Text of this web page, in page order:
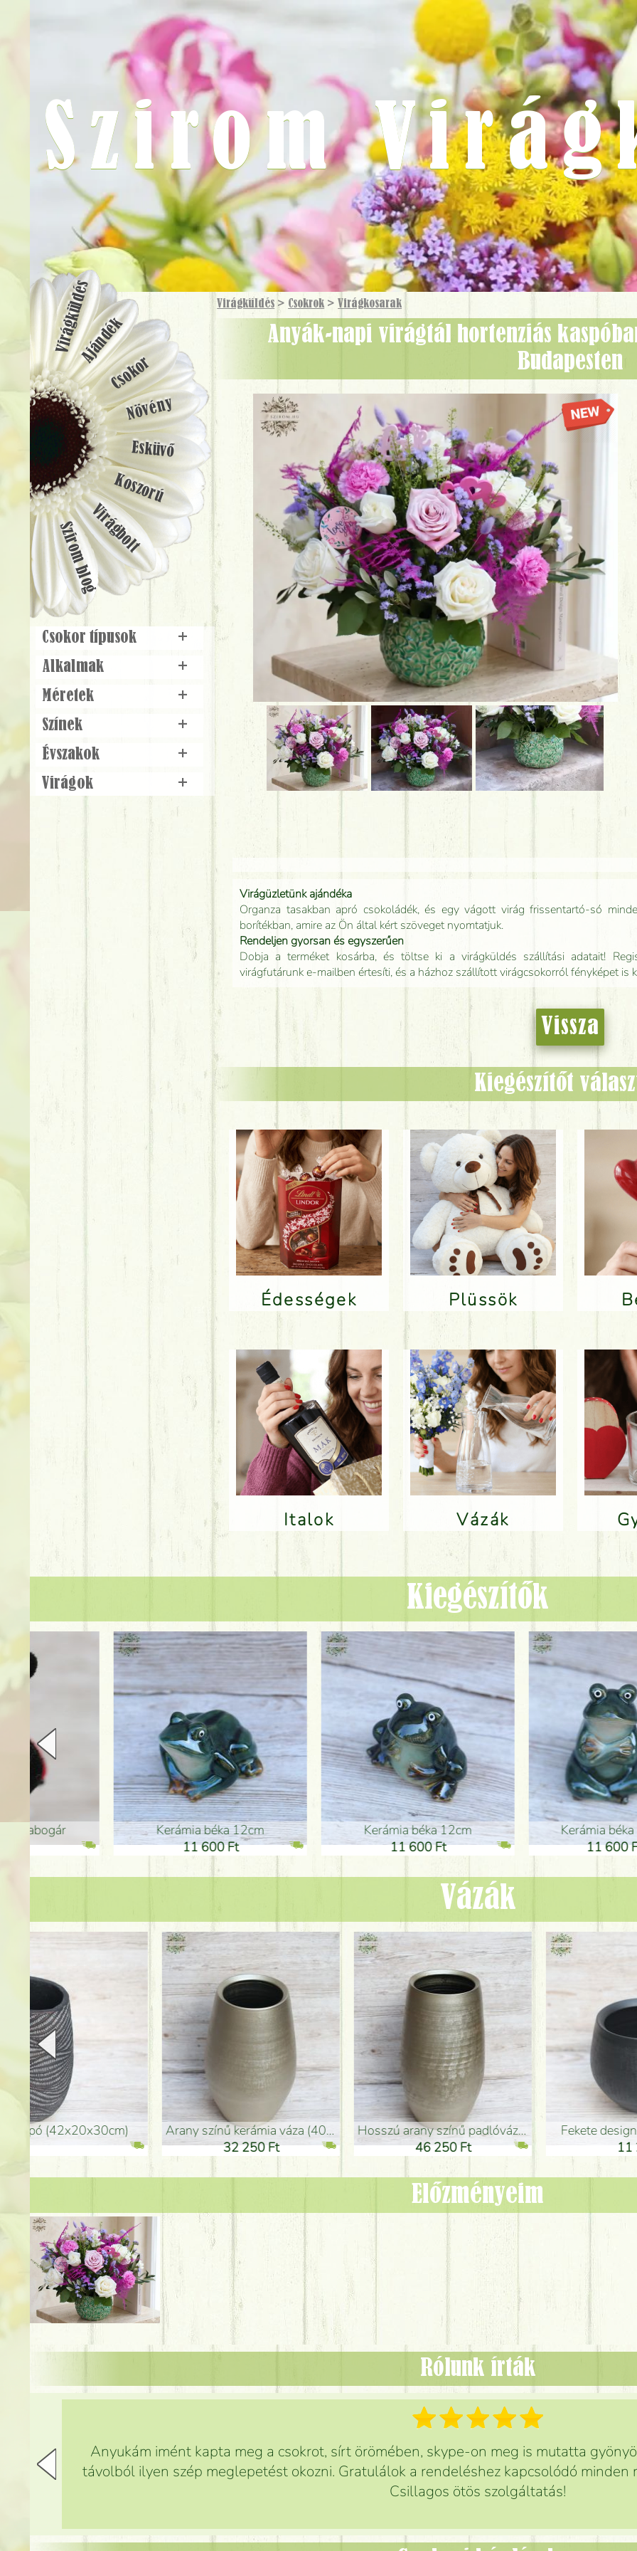
Virágküldés > Csokrok > Virág­kosarak
Anyák-napi virágtál hortenziás kaspóban, rózsákkal - Virágküldés
Budapesten
Virágüzletünk ajándéka
Organza tasakban apró csokoládék, és egy vágott virág frissentartó-só
borítékban, amire az Ön által kért szöveget nyomtatjuk.
Rendeljen gyorsan és egyszerűen
Dobja a terméket kosárba, és töltse ki a virágküldés szállítási adatait!
virágfutárunk e-mailben értesíti, és a házhoz szállított virágcsokorról fényképet is
Vissza
Kiegészítőt
Édességek Plüssök
Italok Vázák
Szirom
VirágküldésAjándék
Csokor
Növény
Esküvő
Koszorú
Virágbolt
Szirom blog
Csokor típusok
+
Alkalmak
+
Méretek
+
Színek
+
Évszakok
+
Virágok
+
Kiegészítők
Kerámia béka 12cm
11 600 Ft
Kerámia béka 12cm
11 600 Ft
Kerámia béka 12cm
11 600 Ft
Vázák
arany színű kerámia váza (40x26cm)
32 250 Ft
hosszú arany színű padlóváza (50x29cm)
46 250 Ft
fekete design váza (15x20cm)
11 250 Ft
Előzményeim
Rólunk írták
Anyukám imént kapta meg a csokrot, sírt örömében, skype-on meg is mutatta
távolból ilyen szép meglepetést okozni. Gratulálok a rendeléshez kapcsolódó minden
Csillagos ötös szolgáltatás!